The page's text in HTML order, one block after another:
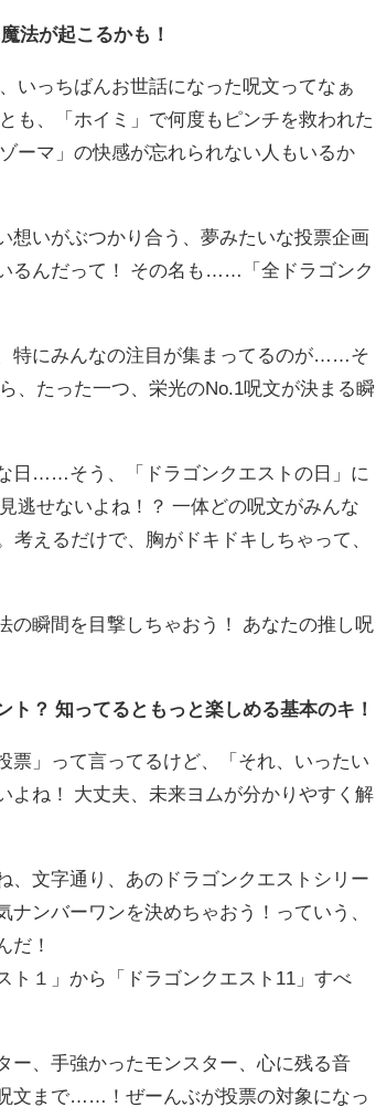
法が起こるかも！
いっちばんお世話になった呪文ってなぁ
も、「ホイミ」で何度もピンチを救われた
ーマ」の快感が忘れられない人もいるか
いがぶつかり合う、夢みたいな投票企画
るんだって！ その名も……「全ドラゴンク
特にみんなの注目が集まってるのが……そ
、たった一つ、栄光のNo.1呪文が決まる瞬
日……そう、「ドラゴンクエストの日」に
逃せないよね！？ 一体どの呪文がみんな
えるだけで、胸がドキドキしちゃって、
瞬間を目撃しちゃおう！ あなたの推し呪
ト？ 知ってるともっと楽しめる基本のキ！
」って言ってるけど、「それ、いったい
よね！ 大丈夫、未来ヨムが分かりやすく解
文字通り、あのドラゴンクエストシリー
ンバーワンを決めちゃおう！っていう、
だ！
１」から「ドラゴンクエスト11」すべ
、手強かったモンスター、心に残る音
文まで……！ぜーんぶが投票の対象になっ